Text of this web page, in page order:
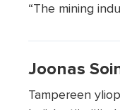
“The mining
Joonas
Tampereen